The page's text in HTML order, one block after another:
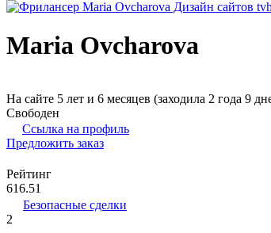
Maria Ovcharova
На сайте 5 лет и 6 месяцев (заходила 2 года 9
Свободен
Ссылка на профиль
Предложить заказ
Рейтинг
616.51
Безопасные сделки
2